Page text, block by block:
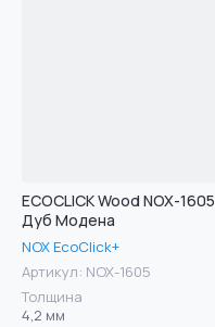
ECOCLICK Wood NOX-1605
Дуб Модена
NOX EcoClick+
Артикул: NOX-1605
Толщина
4,2 мм